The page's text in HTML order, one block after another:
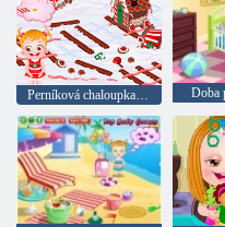
Perníková chaloupka dítě Hazel Doba